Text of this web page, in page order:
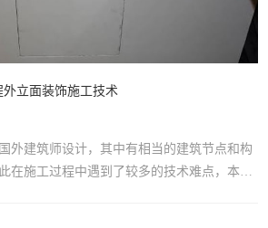
为苏州第一建筑集团有限公司，其外装饰工
登装饰装璜有限公司施工，外装饰项目主要
墙、铝合金推拉窗
立面装饰施工技术
外建筑师设计，其中有相当的建筑节点和构
在施工过程中遇到了较多的技术难点，本文